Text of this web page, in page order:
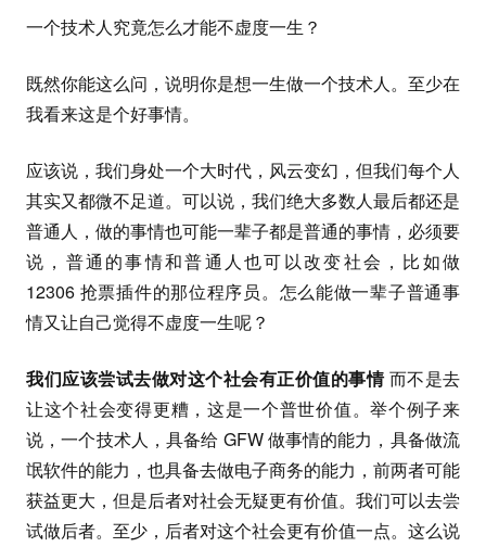
一个技术人究竟怎么才能不虚度一生？
既然你能这么问，说明你是想一生做一个技术人。至少在
我看来这是个好事情。
应该说，我们身处一个大时代，风云变幻，但我们每个人
其实又都微不足道。可以说，我们绝大多数人最后都还是
普通人，做的事情也可能一辈子都是普通的事情，必须要
说，普通的事情和普通人也可以改变社会，比如做
12306 抢票插件的那位程序员。怎么能做一辈子普通事
情又让自己觉得不虚度一生呢？
我们应该尝试去做对这个社会有正价值的事情而不是去
让这个社会变得更糟，这是一个普世价值。举个例子来
说，一个技术人，具备给 GFW 做事情的能力，具备做流
氓软件的能力，也具备去做电子商务的能力，前两者可能
获益更大，但是后者对社会无疑更有价值。我们可以去尝
试做后者。至少，后者对这个社会更有价值一点。这么说